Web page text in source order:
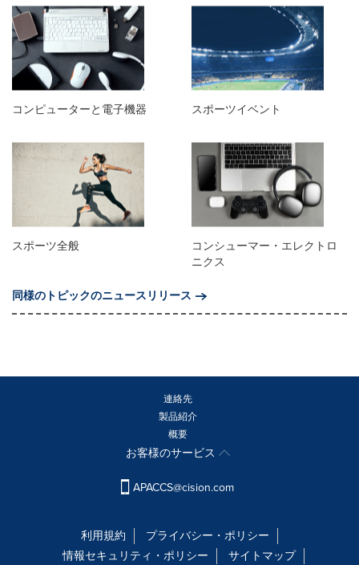
コンピューターと電子機器 スポーツイベント
スポーツ全般
コンシューマー・エレクトロ
ニクス
同様のトピックのニュースリリース
連絡先
製品紹介
概要
お客様のサービス
APACCS@cision.com
利用規約
プライバシー・ポリシー
情報セキュリティ・ポリシー
サイトマップ